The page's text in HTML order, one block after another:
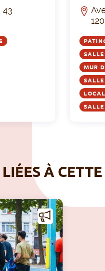
43
SALLE
MUR
À
A
CTU
ALIT
É